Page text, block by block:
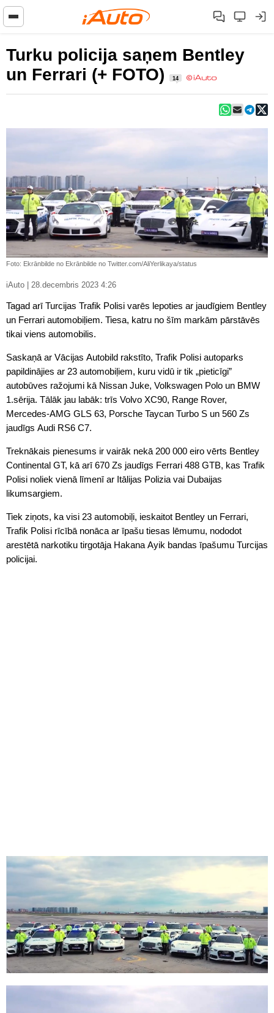
Turku policija saņem Bentley
un Ferrari (+ FOTO)
14
Foto: Ekrānbilde no Ekrānbilde no Twitter.com/AliYerlikaya/status
iAuto | 28.decembris 2023 4:26
Tagad arī Turcijas Trafik Polisi varēs lepoties ar jaudīgiem Bentley
un Ferrari automobiļiem. Tiesa, katru no šīm markām pārstāvēs
tikai viens automobilis.
Saskaņā ar Vācijas Autobild rakstīto, Trafik Polisi autoparks
papildinājies ar 23 automobiļiem, kuru vidū ir tik „pieticīgi”
autobūves ražojumi kā Nissan Juke, Volkswagen Polo un BMW
1.sērija. Tālāk jau labāk: trīs Volvo XC90, Range Rover,
Mercedes-AMG GLS 63, Porsche Taycan Turbo S un 560 Zs
jaudīgs Audi RS6 C7.
Treknākais pienesums ir vairāk nekā 200 000 eiro vērts Bentley
Continental GT, kā arī 670 Zs jaudīgs Ferrari 488 GTB, kas Trafik
Polisi noliek vienā līmenī ar Itālijas Polizia vai Dubaijas
likumsargiem.
Tiek ziņots, ka visi 23 automobiļi, ieskaitot Bentley un Ferrari,
Trafik Polisi rīcībā nonāca ar īpašu tiesas lēmumu, nododot
arestētā narkotiku tirgotāja Hakana Ayik bandas īpašumu Turcijas
policijai.